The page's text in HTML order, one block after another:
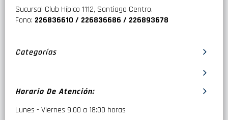
Sucursal Club Hípico 1112, Santiago Centro.
Fono: 226836610 / 226836686 / 226893678
Categorías
Horario De Atención:
Lunes - Viernes 9:00 a 18:00 horas